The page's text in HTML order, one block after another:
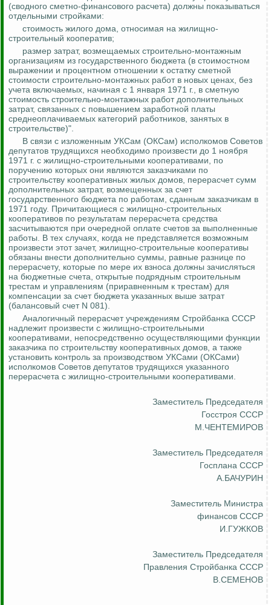
(сводного сметно-финансового расчета) должны показываться
отдельными стройками:
стоимость жилого дома, относимая на жилищно-
строительный кооператив;
размер затрат, возмещаемых строительно-монтажным
организациям из государственного бюджета (в стоимостном
выражении и процентном отношении к остатку сметной
стоимости строительно-монтажных работ в новых ценах, без
учета включаемых, начиная с 1 января 1971 г., в сметную
стоимость строительно-монтажных работ дополнительных
затрат, связанных с повышением заработной платы
среднеоплачиваемых категорий работников, занятых в
строительстве)".
В связи с изложенным УКСам (ОКСам) исполкомов Советов
депутатов трудящихся необходимо произвести до 1 ноября
1971 г. с жилищно-строительными кооперативами, по
поручению которых они являются заказчиками по
строительству кооперативных жилых домов, перерасчет сумм
дополнительных затрат, возмещенных за счет
государственного бюджета по работам, сданным заказчикам в
1971 году. Причитающиеся с жилищно-строительных
кооперативов по результатам перерасчета средства
засчитываются при очередной оплате счетов за выполненные
работы. В тех случаях, когда не представляется возможным
произвести этот зачет, жилищно-строительные кооперативы
обязаны внести дополнительно суммы, равные разнице по
перерасчету, которые по мере их взноса должны зачисляться
на бюджетные счета, открытые подрядным строительным
трестам и управлениям (приравненным к трестам) для
компенсации за счет бюджета указанных выше затрат
(балансовый счет N 081).
Аналогичный перерасчет учреждениям Стройбанка СССР
надлежит произвести с жилищно-строительными
кооперативами, непосредственно осуществляющими функции
заказчика по строительству кооперативных домов, а также
установить контроль за производством УКСами (ОКСами)
исполкомов Советов депутатов трудящихся указанного
перерасчета с жилищно-строительными кооперативами.
Заместитель Председателя
Госстроя СССР
М.ЧЕНТЕМИРОВ
Заместитель Председателя
Госплана СССР
А.БАЧУРИН
Заместитель Министра
финансов СССР
И.ГУЖКОВ
Заместитель Председателя
Правления Стройбанка СССР
В.СЕМЕНОВ